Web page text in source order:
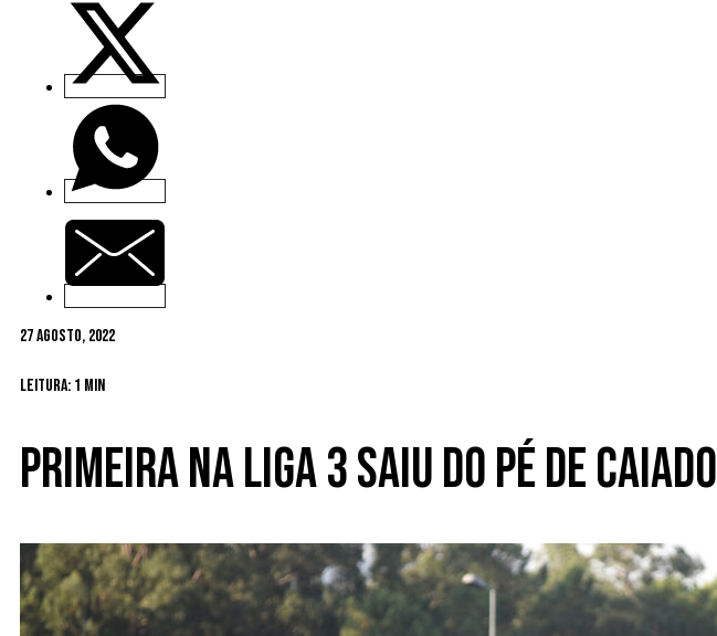
27 Agosto, 2022
Leitura: 1 min
Primeira na Liga 3 saiu do pé de Caiado